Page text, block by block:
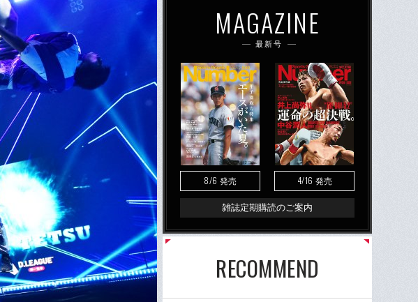
MAGAZINE
最新号
8/6 発売 4/16 発売
雑誌定期購読のご案内
RECOMMEND